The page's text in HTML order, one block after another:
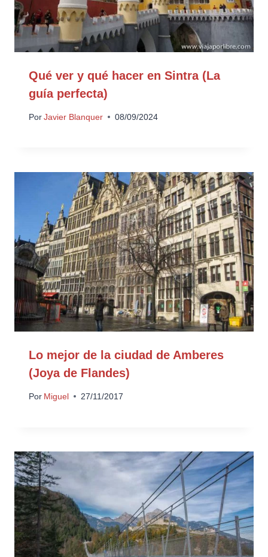
Qué ver y qué hacer en Sintra (La
guía perfecta)
Por Javier Blanquer 08/09/2024
Lo mejor de la ciudad de Amberes
(Joya de Flandes)
Por Miguel 27/11/2017